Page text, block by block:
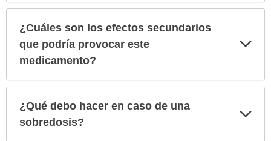
¿Cuáles son los efectos secundarios
que podría provocar este
medicamento?
¿Qué debo hacer en caso de una
sobredosis?